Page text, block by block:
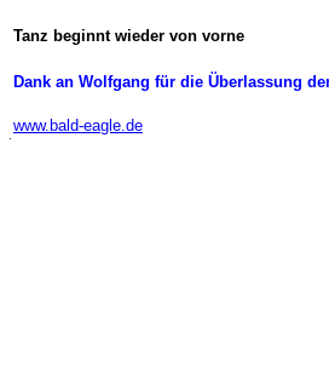
Tanz beginnt wieder von vorne
Dank an Wolfgang für die Überlassung
www.bald-eagle.de